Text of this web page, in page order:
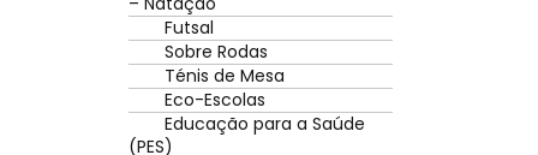
Futsal
Sobre Rodas
Ténis de Mesa
Eco-Escolas
Educação para a Saúde
(PES)